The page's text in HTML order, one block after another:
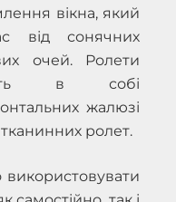
вікна, який
від сонячних
очей. Ролети
в собі
жалюзі
ролет.